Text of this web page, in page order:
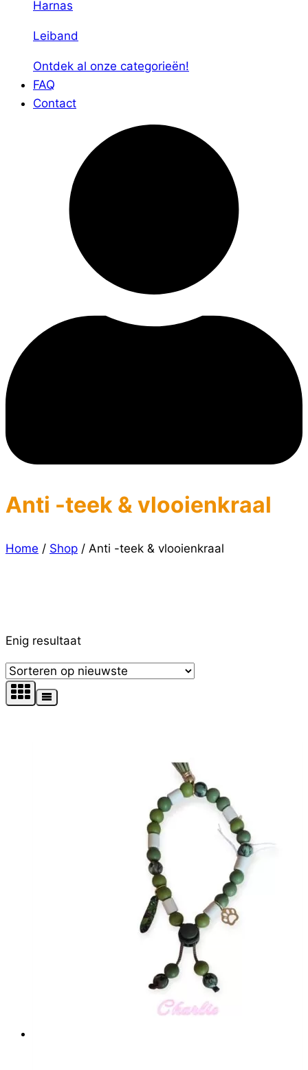
Harnas
Leiband
Ontdek al onze categorieën!
FAQ
Contact
Anti -teek & vlooienkraal
Home / Shop / Anti -teek & vlooienkraal
(0)
Enig resultaat